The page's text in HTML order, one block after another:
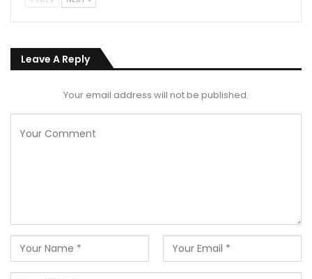
Leave A Reply
Your email address will not be published.